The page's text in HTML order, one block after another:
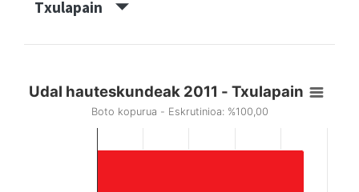
Txulapain
Udal hauteskundeak 2011 - Txulapain
Boto kopurua - Eskrutinioa: %100,00